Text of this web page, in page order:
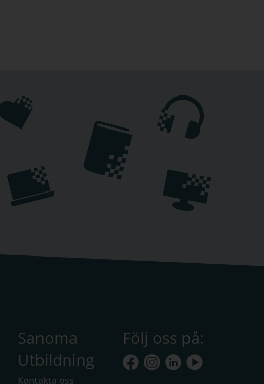
Sanoma
Utbildning
Kontakta oss
Följ oss på: